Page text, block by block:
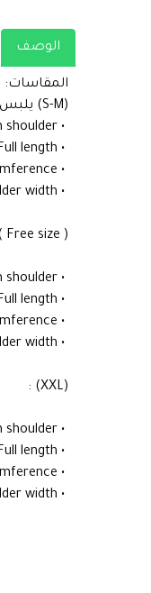
الوصف
المقاسات:
‏(S-M) يلبس سمول و ميديم :
‏ • Arm length from shoulder – طول اليد من بداية الذراع: 22 انج / 56 سم
‏ • Full length – الطول الكامل: 54 انج / 137 سم
‏ • Bust circumference – محيط الصدر: 44 انج / 112 سم
‏ • Shoulder width – عرض الكتف: 15 انج / 38 سم
‏( Free size ) يلبس XL - L:
‏ • Arm length from shoulder – طول اليد من بداية الذراع: 24 انج / 61 سم
‏ • Full length – الطول الكامل: 57 انج / 145 سم
‏ • Bust circumference – محيط الصدر: 48 انج / 122 سم
‏ • Shoulder width – عرض الكتف: 16.5 انج / 42 سم
‏(XXL) :
‏ • Arm length from shoulder – طول اليد من بداية الذراع: 28 انج / 71 سم
‏ • Full length – الطول الكامل: 58 انج / 147 سم
‏ • Bust circumference – محيط الصدر: 51 انج / 130 سم
‏ • Shoulder width – عرض الكتف: 18 انج / 64 سم